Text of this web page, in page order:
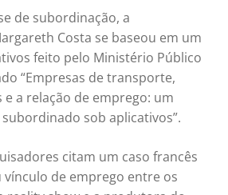
de subordinação, a
Costa se baseou em um
feito pelo Ministério Público
“Empresas de transporte,
a relação de emprego: um
sob aplicativos”.
citam um caso francês
vínculo de emprego entre os